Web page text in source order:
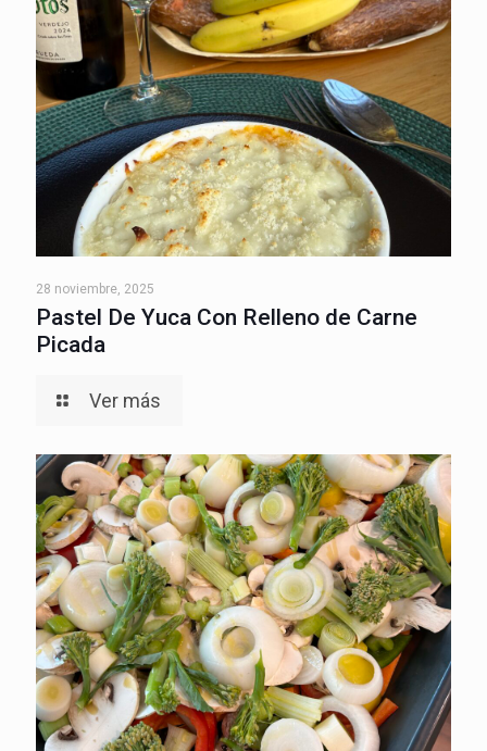
28 noviembre, 2025
Pastel De Yuca Con Relleno de Carne
Picada
Ver más